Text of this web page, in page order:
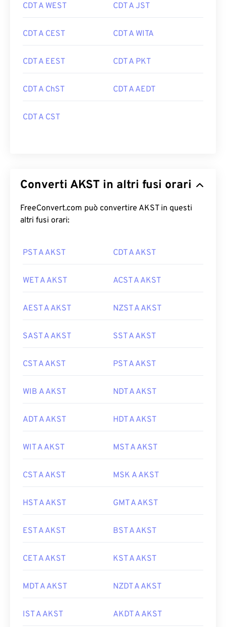
CDT A WEST CDT A JST
CDT A CEST CDT A WITA
CDT A EEST CDT A PKT
CDT A ChST CDT A AEDT
CDT A CST
Converti AKST in altri fusi orari
FreeConvert.com può convertire AKST in questi
altri fusi orari:
PST A AKST CDT A AKST
WET A AKST ACST A AKST
AEST A AKST NZST A AKST
SAST A AKST SST A AKST
CST A AKST PST A AKST
WIB A AKST NDT A AKST
ADT A AKST HDT A AKST
WIT A AKST MST A AKST
CST A AKST MSK A AKST
HST A AKST GMT A AKST
EST A AKST BST A AKST
CET A AKST KST A AKST
MDT A AKST NZDT A AKST
IST A AKST AKDT A AKST